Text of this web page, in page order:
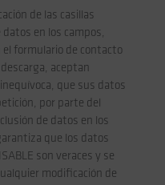
de las casillas
en los campos,
formulario de contacto
aceptan
que sus datos
por parte del
de datos en los
que los datos
son veraces y se
modificación de